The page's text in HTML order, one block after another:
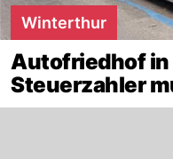
Winterthur
Autofriedhof in
Steuerzahler